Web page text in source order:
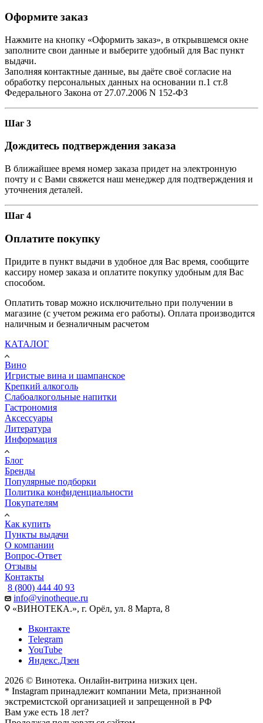
Оформите заказ
Нажмите на кнопку «Оформить заказ», в открывшемся окне
заполните свои данные и выберите удобный для Вас пункт
выдачи.
Заполняя контактные данные, вы даёте своё согласие на
обработку персональных данных на основании п.1 ст.8
Федерального Закона от 27.07.2006 N 152-ФЗ
Шаг 3
Дождитесь подтверждения заказа
В ближайшее время номер заказа придет на электронную
почту и с Вами свяжется наш менеджер для подтверждения и
уточнения деталей.
Шаг 4
Оплатите покупку
Придите в пункт выдачи в удобное для Вас время, сообщите
кассиру номер заказа и оплатите покупку удобным для Вас
способом.
Оплатить товар можно исключительно при получении в
магазине (с учетом режима его работы). Оплата производится
наличным и безналичным расчетом
КАТАЛОГ
Вино
Игристые вина и шампанское
Крепкий алкоголь
Слабоалкогольные напитки
Гастрономия
Аксессуары
Литература
Информация
Блог
Бренды
Популярные подборки
Политика конфиденциальности
Покупателям
Как купить
Пункты выдачи
О компании
Вопрос-Ответ
Отзывы
Контакты
8 (800) 444 40 93
info@vinotheque.ru
«ВИНОТЕКА.», г. Орёл, ул. 8 Марта, 8
Вконтакте
Telegram
YouTube
Яндекс.Дзен
2026 © Винотека. Онлайн-витрина низких цен.
* Instagram принадлежит компании Meta, признанной
экстремистской организацией и запрещенной в РФ
Вам уже есть 18 лет?